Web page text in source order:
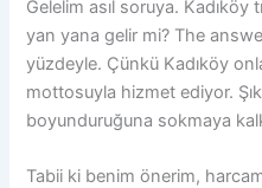
Gelelim asıl soruya.
yan yana gelir mi? The
yüzdeyle. Çünkü Kadıköy
mottosuyla hizmet ediyor.
boyunduruğuna sokmaya
Tabii ki benim önerim,